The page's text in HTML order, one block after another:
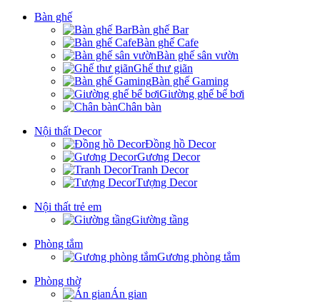
Bàn ghế
Bàn ghế Bar
Bàn ghế Cafe
Bàn ghế sân vườn
Ghế thư giãn
Bàn ghế Gaming
Giường ghế bể bơi
Chân bàn
Nội thất Decor
Đồng hồ Decor
Gương Decor
Tranh Decor
Tượng Decor
Nội thất trẻ em
Giường tầng
Phòng tắm
Gương phòng tắm
Phòng thờ
Án gian